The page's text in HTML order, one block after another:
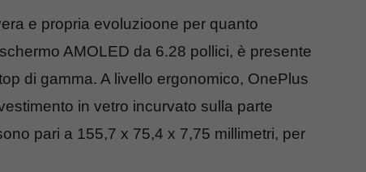
e propria evoluzioone per quanto
AMOLED da 6.28 pollici, è presente
di gamma. A livello ergonomico, OnePlus
in vetro incurvato sulla parte
pari a 155,7 x 75,4 x 7,75 millimetri, per